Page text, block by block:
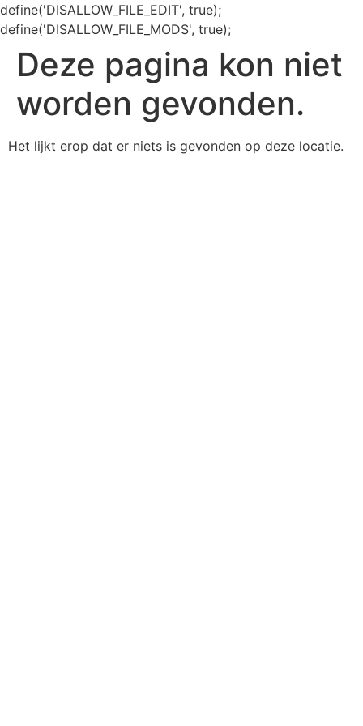
define('DISALLOW_FILE_EDIT', true);
define('DISALLOW_FILE_MODS', true);
Deze pagina kon niet
worden gevonden.
Het lijkt erop dat er niets is gevonden op deze locatie.